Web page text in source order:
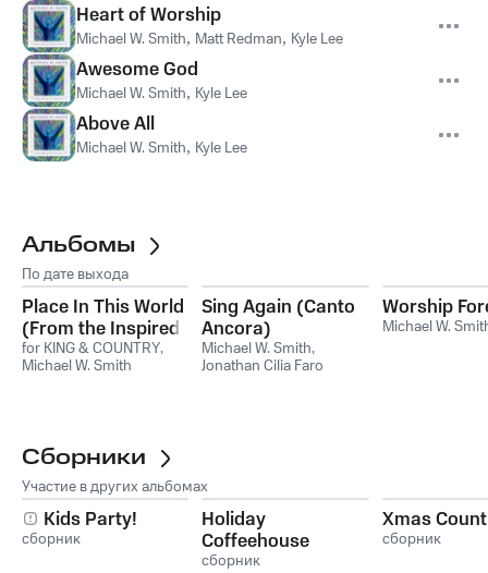
Heart of Worship
Michael W. Smith, Matt Redman, Kyle Lee
Awesome God
Michael W. Smith, Kyle Lee
Above All
Michael W. Smith, Kyle Lee
Альбомы
По дате выхода
Place In This World
(From the Inspired
By Soundtrack
"Unsung Hero")
for KING & COUNTRY,
Michael W. Smith
Sing Again (Canto
Ancora)
Michael W. Smith,
Jonathan Cilia Faro
Worship
Michael W.
Сборники
Участие в других альбомах
Kids Party!
сборник
Holiday
Coffeehouse
сборник
Xmas
сборник